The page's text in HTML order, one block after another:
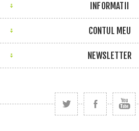
INFORMATII
CONTUL MEU
NEWSLETTER